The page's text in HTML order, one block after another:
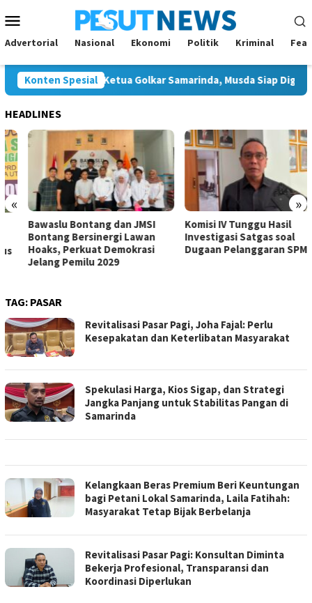
ke
kontenMobile
Advertorial Nasional Ekonomi Politik Kriminal
Konten Spesial
Calon Tunggal Ketua Golkar Samarinda, Musda Siap Digelar 8
HEADLINES
« »
Bawaslu Bontang dan JMSI
Bontang Bersinergi Lawan
Hoaks, Perkuat Demokrasi
Jelang Pemilu 2029
Komisi IV Tunggu Hasil
Investigasi Satgas soal
Dugaan Pelanggaran SPMB
TAG: PASAR
Revitalisasi Pasar Pagi, Joha Fajal: Perlu
Kesepakatan dan Keterlibatan Masyarakat
Spekulasi Harga, Kios Sigap, dan Strategi
Jangka Panjang untuk Stabilitas Pangan di
Samarinda
Kelangkaan Beras Premium Beri Keuntungan
bagi Petani Lokal Samarinda, Laila Fatihah:
Masyarakat Tetap Bijak Berbelanja
Revitalisasi Pasar Pagi: Konsultan Diminta
Bekerja Profesional, Transparansi dan
Koordinasi Diperlukan